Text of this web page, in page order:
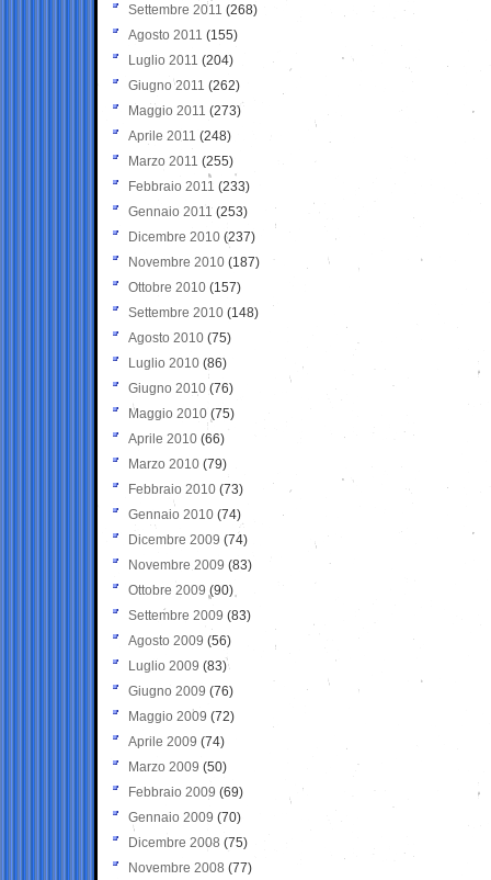
Settembre 2011 (268)
Agosto 2011 (155)
Luglio 2011 (204)
Giugno 2011 (262)
Maggio 2011 (273)
Aprile 2011 (248)
Marzo 2011 (255)
Febbraio 2011 (233)
Gennaio 2011 (253)
Dicembre 2010 (237)
Novembre 2010 (187)
Ottobre 2010 (157)
Settembre 2010 (148)
Agosto 2010 (75)
Luglio 2010 (86)
Giugno 2010 (76)
Maggio 2010 (75)
Aprile 2010 (66)
Marzo 2010 (79)
Febbraio 2010 (73)
Gennaio 2010 (74)
Dicembre 2009 (74)
Novembre 2009 (83)
Ottobre 2009 (90)
Settembre 2009 (83)
Agosto 2009 (56)
Luglio 2009 (83)
Giugno 2009 (76)
Maggio 2009 (72)
Aprile 2009 (74)
Marzo 2009 (50)
Febbraio 2009 (69)
Gennaio 2009 (70)
Dicembre 2008 (75)
Novembre 2008 (77)